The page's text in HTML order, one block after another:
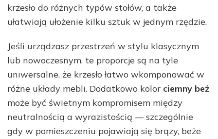
krzesło do różnych typów stołów, a także
ułatwiają ułożenie kilku sztuk w jednym rzędzie.
Jeśli urządzasz przestrzeń w stylu klasycznym
lub nowoczesnym, te proporcje są na tyle
uniwersalne, że krzesło łatwo wkomponować w
różne układy mebli. Dodatkowo kolor ciemny beż
może być świetnym kompromisem między
neutralnością a wyrazistością — szczególnie
gdy w pomieszczeniu pojawiają się brązy, beże